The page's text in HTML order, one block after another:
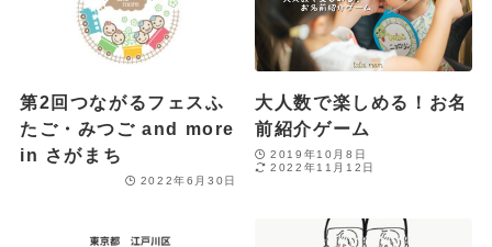
第2回つながるフェスふ
たご・みつご and more
in さがまち
2022年6月30日
大人数で楽しめる！お名
前紹介ゲーム
2019年10月8日
2022年11月12日